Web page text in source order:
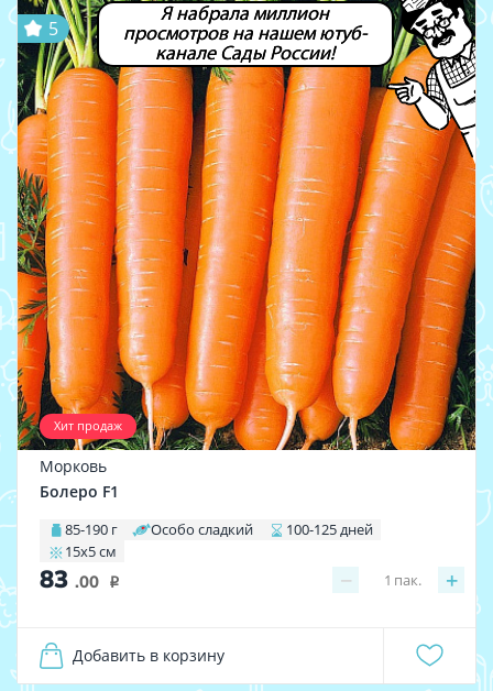
Я набрала миллион
просмотров на нашем ютуб-
канале Сады России!
Хит продаж
5
Морковь
Болеро F1
85-190 г Особо сладкий
100-125 дней
15х5 см
83 .00 i − +
1 пак.
Добавить в корзину